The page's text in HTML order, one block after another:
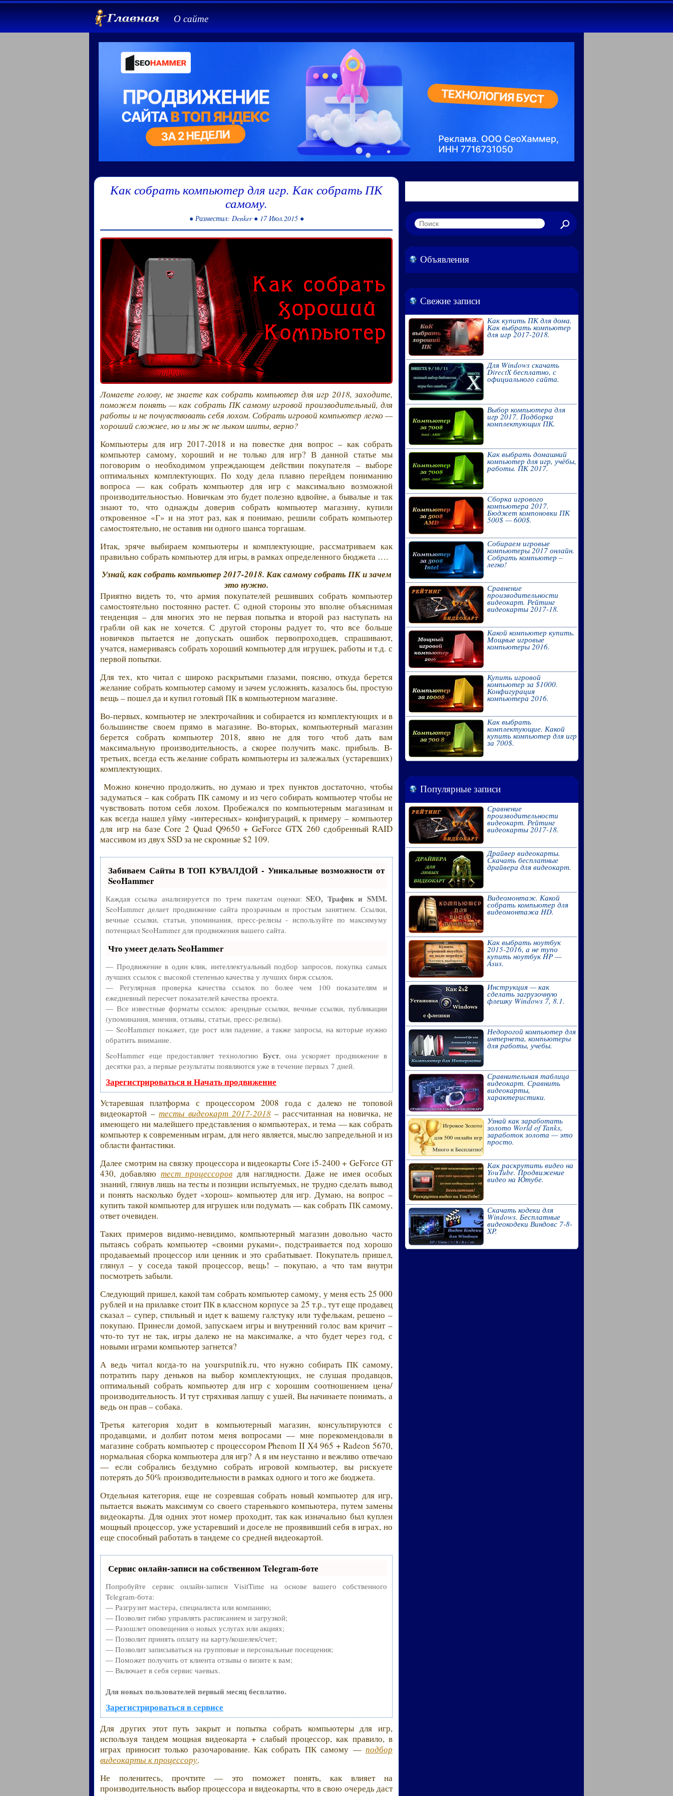
О сайте
Как собрать компьютер для игр. Как собрать ПК
самому.
● Разместил: Denker ● 17 Июл.2015 ●
Ломаете голову, не знаете как собрать компьютер для игр 2018, заходите,
поможем понять — как собрать ПК самому игровой производительный, для
работы и не почувствовать себя лохом. Собрать игровой компьютер легко —
хороший сложнее, но и мы ж не лыком шиты, верно?
Компьютеры для игр 2017-2018 и на повестке дня вопрос – как собрать
компьютер самому, хороший и не только для игр? В данной статье мы
поговорим о необходимом упреждающем действии покупателя – выборе
оптимальных комплектующих. По ходу дела плавно перейдем пониманию
вопроса — как собрать компьютер для игр с максимально возможной
производительностью. Новичкам это будет полезно вдвойне, а бывалые и так
знают то, что однажды доверив собрать компьютер магазину, купили
откровенное «Г» и на этот раз, как я понимаю, решили собрать компьютер
самостоятельно, не оставив ни одного шанса торгашам.
Итак, зряче выбираем компьютеры и комплектующие, рассматриваем как
правильно собрать компьютер для игры, в рамках определенного бюджета ….
Узнай, как собрать компьютер 2017-2018. Как самому собрать ПК и зачем
это нужно.
Приятно видеть то, что армия покупателей решивших собрать компьютер
самостоятельно постоянно растет. С одной стороны это вполне объяснимая
тенденция – для многих это не первая попытка и второй раз наступать на
грабли ой как не хочется. С другой стороны радует то, что все больше
новичков пытается не допускать ошибок первопроходцев, спрашивают,
учатся, намериваясь собрать хороший компьютер для игрушек, работы и т.д. с
первой попытки.
Для тех, кто читал с широко раскрытыми глазами, поясню, откуда берется
желание собрать компьютер самому и зачем усложнять, казалось бы, простую
вещь – пошел да и купил готовый ПК в компьютерном магазине.
Во-первых, компьютер не электрочайник и собирается из комплектующих и в
большинстве своем прямо в магазине. Во-вторых, компьютерный магазин
берется собрать компьютер 2018, явно не для того чтоб дать вам
максимальную производительность, а скорее получить макс. прибыль. В-
третьих, всегда есть желание собрать компьютеры из залежалых (устаревших)
комплектующих.
Можно конечно продолжить, но думаю и трех пунктов достаточно, чтобы
задуматься – как собрать ПК самому и из чего собирать компьютер чтобы не
чувствовать потом себя лохом. Пробежался по компьютерным магазинам и
как всегда нашел уйму «интересных» конфигураций, к примеру – компьютер
для игр на базе Core 2 Quad Q9650 + GeForce GTX 260 сдобренный RAID
массивом из двух SSD за не скромные $2 109.
Забиваем Сайты В ТОП КУВАЛДОЙ - Уникальные возможности от
SeoHammer
Каждая ссылка анализируется по трем пакетам оценки:SEO, Трафик и SMM.
SeoHammer делает продвижение сайта прозрачным и простым занятием. Ссылки,
вечные ссылки, статьи, упоминания, пресс-релизы - используйте по максимуму
потенциал SeoHammer для продвижения вашего сайта.
Что умеет делать SeoHammer
— Продвижение в один клик, интеллектуальный подбор запросов, покупка самых
лучших ссылок с высокой степенью качества у лучших бирж ссылок.
— Регулярная проверка качества ссылок по более чем 100 показателям и
ежедневный пересчет показателей качества проекта.
— Все известные форматы ссылок: арендные ссылки, вечные ссылки, публикации
(упоминания, мнения, отзывы, статьи, пресс-релизы).
— SeoHammer покажет, где рост или падение, а также запросы, на которые нужно
обратить внимание.
SeoHammer еще предоставляет технологию Буст, она ускоряет продвижение в
десятки раз, а первые результаты появляются уже в течение первых 7 дней.
Зарегистрироваться и Начать продвижение
Устаревшая платформа с процессором 2008 года с далеко не топовой
видеокартой – тесты видеокарт 2017-2018 – рассчитанная на новичка, не
имеющего ни малейшего представления о компьютерах, и тема — как собрать
компьютер к современным играм, для него является, мыслю запредельной и из
области фантастики.
Далее смотрим на связку процессора и видеокарты Core i5-2400 + GeForce GT
430, добавляютест процессоровдля наглядности. Даже не имея особых
знаний, глянув лишь на тесты и позиции испытуемых, не трудно сделать вывод
и понять насколько будет «хорош» компьютер для игр. Думаю, на вопрос –
купить такой компьютер для игрушек или подумать — как собрать ПК самому,
ответ очевиден.
Таких примеров видимо-невидимо, компьютерный магазин довольно часто
пытаясь собрать компьютер «своими руками», подстраивается под хорошо
продаваемый процессор или ценник и это срабатывает. Покупатель пришел,
глянул – у соседа такой процессор, вещь! – покупаю, а что там внутри
посмотреть забыли.
Следующий пришел, какой там собрать компьютер самому, у меня есть 25 000
рублей и на прилавке стоит ПК в классном корпусе за 25 т.р., тут еще продавец
сказал – супер, стильный и идет к вашему галстуку или туфелькам, решено –
покупаю. Принесли домой, запускаем игры и внутренний голос вам кричит –
что-то тут не так, игры далеко не на максималке, а что будет через год, с
новыми играми компьютер загнется?
А ведь читал когда-то на yoursputnik.ru, что нужно собирать ПК самому,
потратить пару деньков на выбор комплектующих, не слушая продавцов,
оптимальный собрать компьютер для игр с хорошим соотношением цена/
производительность. И тут стряхивая лапшу с ушей, Вы начинаете понимать, а
ведь он прав – собака.
Третья категория ходит в компьютерный магазин, консультируются с
продавцами, и долбит потом меня вопросами — мне порекомендовали в
магазине собрать компьютер с процессором Phenom II X4 965 + Radeon 5670,
нормальная сборка компьютера для игр? А я им неустанно и вежливо отвечаю
— если собрались бездумно собрать игровой компьютер, вы рискуете
потерять до 50% производительности в рамках одного и того же бюджета.
Отдельная категория, еще не созревшая собрать новый компьютер для игр,
пытается выжать максимум со своего старенького компьютера, путем замены
видеокарты. Для одних этот номер проходит, так как изначально был куплен
мощный процессор, уже устаревший и доселе не проявивший себя в играх, но
еще способный работать в тандеме со средней видеокартой.
Сервис онлайн-записи на собственном Telegram-боте
Попробуйте сервис онлайн-записи VisitTime на основе вашего собственного
Telegram-бота:
— Разгрузит мастера, специалиста или компанию;
— Позволит гибко управлять расписанием и загрузкой;
— Разошлет оповещения о новых услугах или акциях;
— Позволит принять оплату на карту/кошелек/счет;
— Позволит записываться на групповые и персональные посещения;
— Поможет получить от клиента отзывы о визите к вам;
— Включает в себя сервис чаевых.
Для новых пользователей первый месяц бесплатно.
Зарегистрироваться в сервисе
Для других этот путь закрыт и попытка собрать компьютеры для игр,
используя тандем мощная видеокарта + слабый процессор, как правило, в
играх приносит только разочарование. Как собрать ПК самому — подбор
видеокарты к процессору.
Не поленитесь, прочтите — это поможет понять, как влияет на
производительность выбор процессора и видеокарты, что в свою очередь даст
Объявления
Свежие записи
Как купить ПК для дома.
Как выбрать компьютер
для игр 2017-2018.
Для Windows скачать
DirectX бесплатно, с
официального сайта.
Выбор компьютера для
игр 2017. Подборка
комплектующих ПК.
Как выбрать домашний
компьютер для игр, учёбы,
работы. ПК 2017.
Сборка игрового
компьютера 2017.
Бюджет компоновки ПК
500$ — 600$.
Собираем игровые
компьютеры 2017 онлайн.
Собрать компьютер –
легко!
Сравнение
производительности
видеокарт. Рейтинг
видеокарты 2017-18.
Какой компьютер купить.
Мощные игровые
компьютеры 2016.
Купить игровой
компьютер за $1000.
Конфигурация
компьютера 2016.
Как выбрать
комплектующие. Какой
купить компьютер для игр
за 700$.
Популярные записи
Сравнение
производительности
видеокарт. Рейтинг
видеокарты 2017-18.
Драйвер видеокарты.
Скачать бесплатные
драйвера для видеокарт.
Видеомонтаж. Какой
собрать компьютер для
видеомонтажа HD.
Как выбрать ноутбук
2015-2016, а не тупо
купить ноутбук HP —
Asus.
Инструкция — как
сделать загрузочную
флешку Windows 7, 8.1.
Недорогой компьютер для
интернета, компьютеры
для работы, учебы.
Сравнительная таблица
видеокарт. Сравнить
видеокарты,
характеристики.
Узнай как заработать
золото World of Tanks,
заработок золота — это
просто.
Как раскрутить видео на
YouTube. Продвижение
видео на Ютубе.
Скачать кодеки для
Windows. Бесплатные
видеокодеки Виндовс 7-8-
XP.